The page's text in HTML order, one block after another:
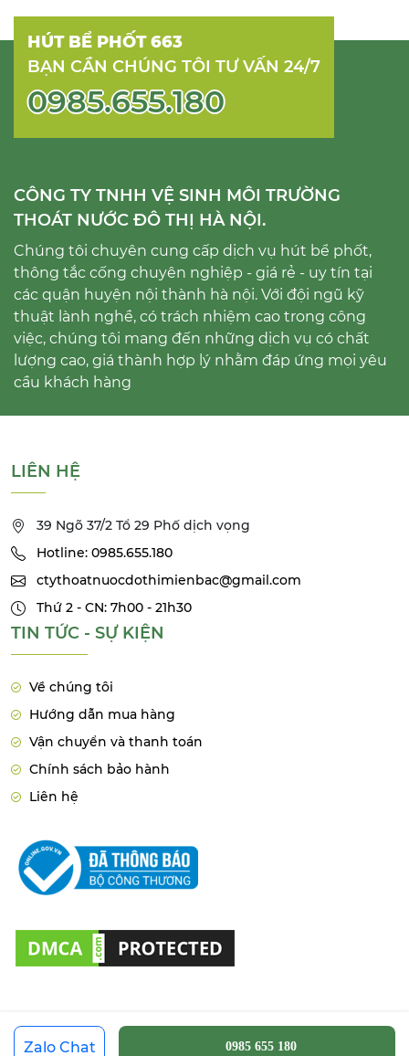
HÚT BỂ PHỐT 663
BẠN CẦN CHÚNG TÔI TƯ VẤN 24/7
0985.655.180
CÔNG TY TNHH VỆ SINH MÔI TRƯỜNG
THOÁT NƯỚC ĐÔ THỊ HÀ NỘI.
Chúng tôi chuyên cung cấp dịch vụ hút bể phốt,
thông tắc cống chuyên nghiệp - giá rẻ - uy tín tại
các quận huyện nội thành hà nội. Với đội ngũ kỹ
thuật lành nghề, có trách nhiệm cao trong công
việc, chúng tôi mang đến những dịch vụ có chất
lượng cao, giá thành hợp lý nhằm đáp ứng mọi yêu
cầu khách hàng
LIÊN HỆ
39 Ngõ 37/2 Tổ 29 Phố dịch vọng
Hotline: 0985.655.180
ctythoatnuocdothimienbac@gmail.com
Thứ 2 - CN: 7h00 - 21h30
TIN TỨC - SỰ KIỆN
Về chúng tôi
Hướng dẫn mua hàng
Vận chuyển và thanh toán
Chính sách bảo hành
Liên hệ
Copyright © 2021 by hutbephot663.com.All rights reserved.
Zalo Chat 0985 655 180